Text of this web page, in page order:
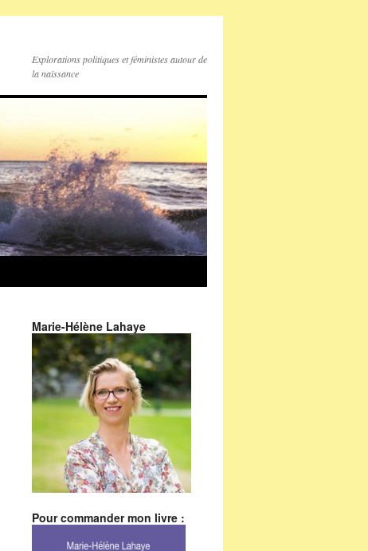
Explorations politiques et féministes autour de
la naissance
Marie-Hélène Lahaye
Pour commander mon livre :